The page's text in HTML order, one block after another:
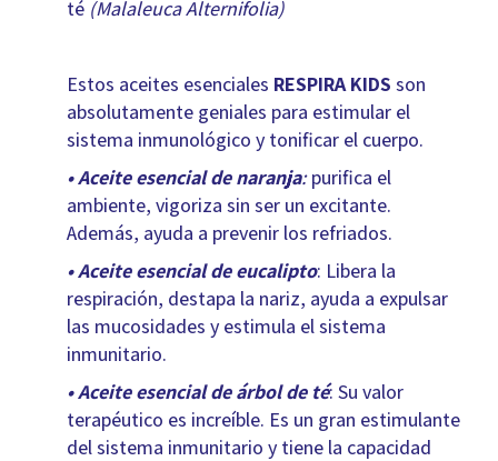
té (Malaleuca Alternifolia)
Estos aceites esenciales RESPIRA KIDS son
absolutamente geniales para estimular el
sistema inmunológico y tonificar el cuerpo.
• Aceite esencial de naranja:purifica el
ambiente, vigoriza sin ser un excitante.
Además, ayuda a prevenir los refriados.
• Aceite esencial de eucalipto: Libera la
respiración, destapa la nariz, ayuda a expulsar
las mucosidades y estimula el sistema
inmunitario.
• Aceite esencial de árbol de té: Su valor
terapéutico es increíble. Es un gran estimulante
del sistema inmunitario y tiene la capacidad